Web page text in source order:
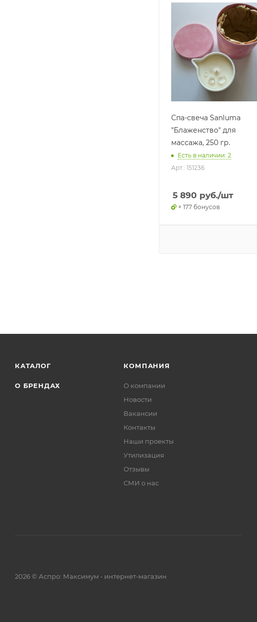
Спа-свеча Sanluma
"Блаженство" для
массажа, 250 гр.
Есть в наличии: 2
Арт.: 151236
5 890 руб./шт
+ 177 бонусов
КАТАЛОГ
О БРЕНДАХ
КОМПАНИЯ
О компании
Новости
Вакансии
Контакты
Наши проекты
Утилизация
Отзывы
СМИ о нас
2026 © Аспро: Максимум - интернет-магазин